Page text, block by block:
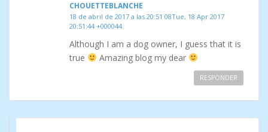
CHOUETTEBLANCHE
18 de abril de 2017 a las 20:51 08Tue, 18 Apr 2017
20:51:44 +000044.
Although I am a dog owner, I guess that it is
true
Amazing blog my dear
RESPONDER